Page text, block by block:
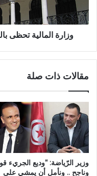
وزارة المالية تحظى
مقالات ذات صلة
وزير الرّياضة: “وديع الجريء
وناجح .. ونأمل أن يمشي على